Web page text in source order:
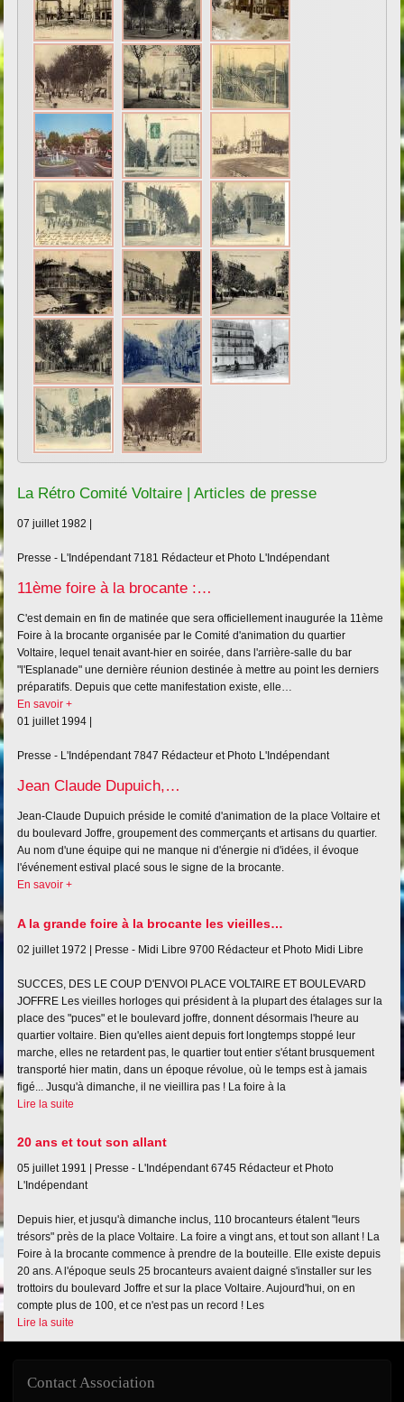
La Rétro Comité Voltaire | Articles de presse
07 juillet 1982 |
Presse - L'Indépendant 7181 Rédacteur et Photo L'Indépendant
11ème foire à la brocante :…
C'est demain en fin de matinée que sera officiellement inaugurée la 11ème
Foire à la brocante organisée par le Comité d'animation du quartier
Voltaire, lequel tenait avant-hier en soirée, dans l'arrière-salle du bar
"l'Esplanade" une dernière réunion destinée à mettre au point les derniers
préparatifs. Depuis que cette manifestation existe, elle…
En savoir +
01 juillet 1994 |
Presse - L'Indépendant 7847 Rédacteur et Photo L'Indépendant
Jean Claude Dupuich,…
Jean-Claude Dupuich préside le comité d'animation de la place Voltaire et
du boulevard Joffre, groupement des commerçants et artisans du quartier.
Au nom d'une équipe qui ne manque ni d'énergie ni d'idées, il évoque
l'événement estival placé sous le signe de la brocante.
En savoir +
A la grande foire à la brocante les vieilles…
02 juillet 1972 | Presse - Midi Libre 9700 Rédacteur et Photo Midi Libre
SUCCES, DES LE COUP D'ENVOI PLACE VOLTAIRE ET BOULEVARD
JOFFRE Les vieilles horloges qui président à la plupart des étalages sur la
place des "puces" et le boulevard joffre, donnent désormais l'heure au
quartier voltaire. Bien qu'elles aient depuis fort longtemps stoppé leur
marche, elles ne retardent pas, le quartier tout entier s'étant brusquement
transporté hier matin, dans un époque révolue, où le temps est à jamais
figé... Jusqu'à dimanche, il ne vieillira pas ! La foire à la
Lire la suite
20 ans et tout son allant
05 juillet 1991 | Presse - L'Indépendant 6745 Rédacteur et Photo
L'Indépendant
Depuis hier, et jusqu'à dimanche inclus, 110 brocanteurs étalent "leurs
trésors" près de la place Voltaire. La foire a vingt ans, et tout son allant ! La
Foire à la brocante commence à prendre de la bouteille. Elle existe depuis
20 ans. A l'époque seuls 25 brocanteurs avaient daigné s'installer sur les
trottoirs du boulevard Joffre et sur la place Voltaire. Aujourd'hui, on en
compte plus de 100, et ce n'est pas un record ! Les
Lire la suite
Contact Association